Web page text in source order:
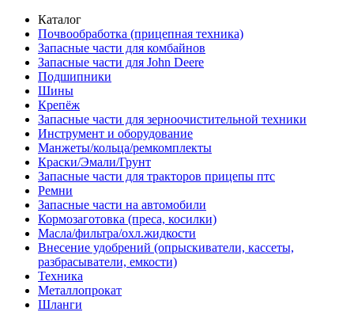
Каталог
Почвообработка (прицепная техника)
Запасные части для комбайнов
Запасные части для John Deere
Подшипники
Шины
Крепёж
Запасные части для зерноочистительной техники
Инструмент и оборудование
Манжеты/кольца/ремкомплекты
Краски/Эмали/Грунт
Запасные части для тракторов прицепы птс
Ремни
Запасные части на автомобили
Кормозаготовка (преса, косилки)
Масла/фильтра/охл.жидкости
Внесение удобрений (опрыскиватели, кассеты,
разбрасыватели, емкости)
Техника
Металлопрокат
Шланги